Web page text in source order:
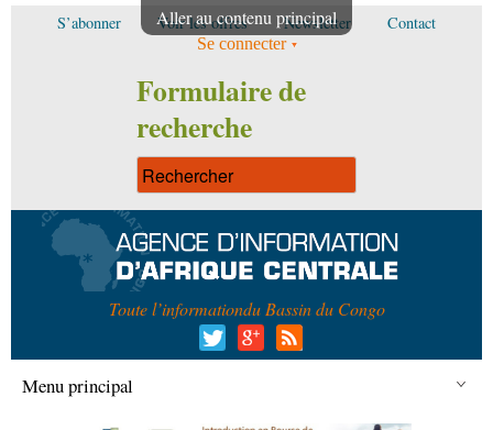
Aller au contenu principal
S’abonner Voir les offres Newsletter Contact
Se connecter
Formulaire de
recherche
Toute l’informationdu Bassin du Congo
Menu principal